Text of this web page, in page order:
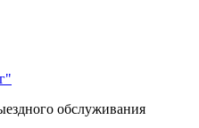
обслуживания